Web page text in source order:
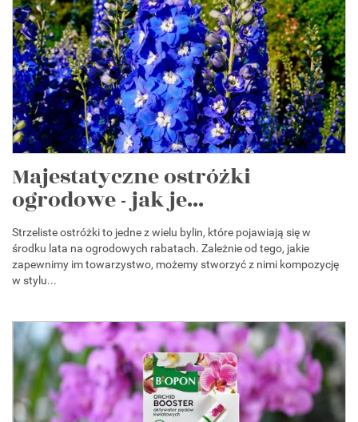
Majestatyczne ostróżki
ogrodowe - jak je...
Strzeliste ostróżki to jedne z wielu bylin, które pojawiają się w
środku lata na ogrodowych rabatach. Zależnie od tego, jakie
zapewnimy im towarzystwo, możemy stworzyć z nimi kompozycję
w stylu...